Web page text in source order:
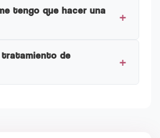
tengo que hacer una
tratamiento de